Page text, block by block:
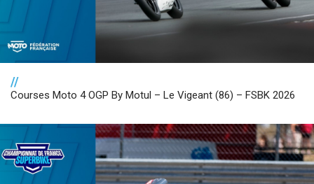
//
Courses Moto 4 OGP By Motul – Le Vigeant (86) – FSBK 2026